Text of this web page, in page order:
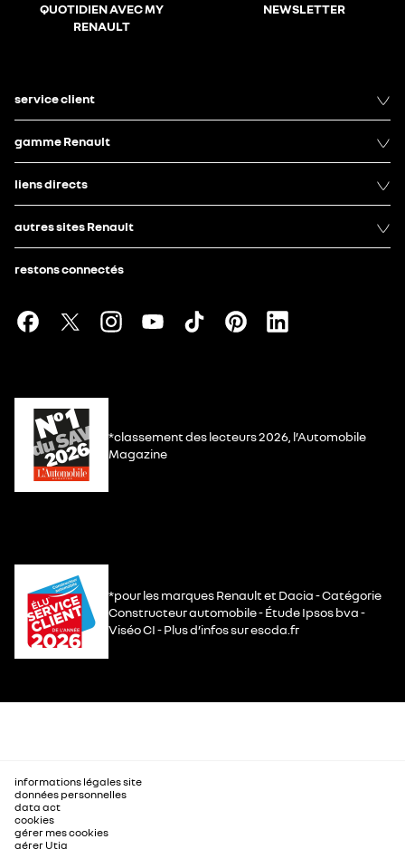
QUOTIDIEN AVEC MY
RENAULT
NEWSLETTER
service client
gamme Renault
liens directs
autres sites Renault
restons connectés
*classement des lecteurs 2026, l’Automobile
Magazine
*pour les marques Renault et Dacia - Catégorie
Constructeur automobile - Étude Ipsos bva -
Viséo CI - Plus d’infos sur escda.fr
informations légales site
données personnelles
data act
cookies
gérer mes cookies
gérer Utiq